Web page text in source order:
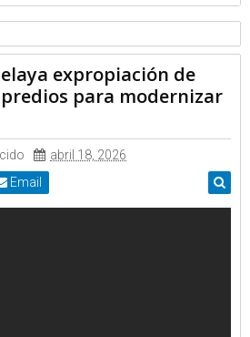
de más de 100 predios para
expropiación de
predios para modernizar
abril 18, 2026
Email